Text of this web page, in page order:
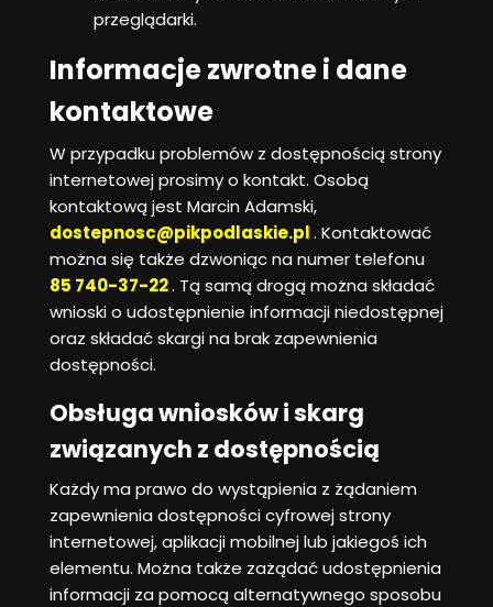
przeglądarki.
Informacje zwrotne i dane
kontaktowe
W przypadku problemów z dostępnością strony
internetowej prosimy o kontakt. Osobą
kontaktową jest Marcin Adamski,
dostepnosc@pikpodlaskie.pl. Kontaktować
można się także dzwoniąc na numer telefonu
85 740-37-22. Tą samą drogą można składać
wnioski o udostępnienie informacji niedostępnej
oraz składać skargi na brak zapewnienia
dostępności.
Obsługa wniosków i skarg
związanych z dostępnością
Każdy ma prawo do wystąpienia z żądaniem
zapewnienia dostępności cyfrowej strony
internetowej, aplikacji mobilnej lub jakiegoś ich
elementu. Można także zażądać udostępnienia
informacji za pomocą alternatywnego sposobu